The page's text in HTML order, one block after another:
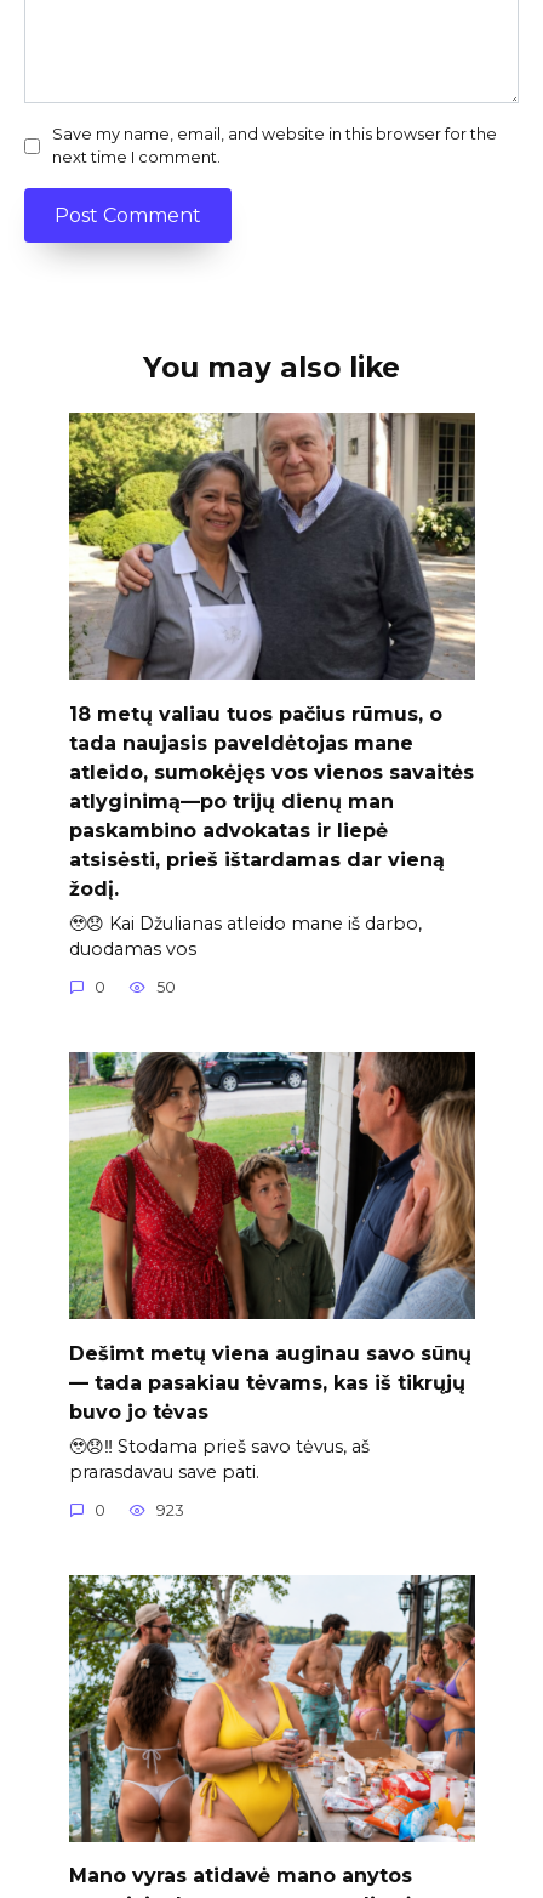
Save my name, email, and website in this browser for the
next time I comment.
You may also like
18 metų valiau tuos pačius rūmus, o
tada naujasis paveldėtojas mane
atleido, sumokėjęs vos vienos savaitės
atlyginimą—po trijų dienų man
paskambino advokatas ir liepė
atsisėsti, prieš ištardamas dar vieną
žodį.
🥹😞 Kai Džulianas atleido mane iš darbo,
duodamas vos
0 50
Dešimt metų viena auginau savo sūnų
— tada pasakiau tėvams, kas iš tikrųjų
buvo jo tėvas
🥹😞‼️ Stodama prieš savo tėvus, aš
prarasdavau save pati.
0 923
Mano vyras atidavė mano anytos